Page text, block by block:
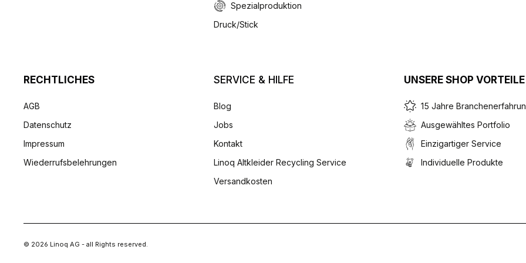
Spezialproduktion
Druck/Stick
RECHTLICHES
AGB
Datenschutz
Impressum
Wiederrufsbelehrungen
SERVICE & HILFE
Blog
Jobs
Kontakt
Linoq Altkleider Recycling Service
Versandkosten
UNSERE SHOP VORTEILE
15 Jahre
Ausgewähltes Portfolio
Einzigartiger Service
Individuelle Produkte
© 2026 Linoq AG - all Rights reserved.